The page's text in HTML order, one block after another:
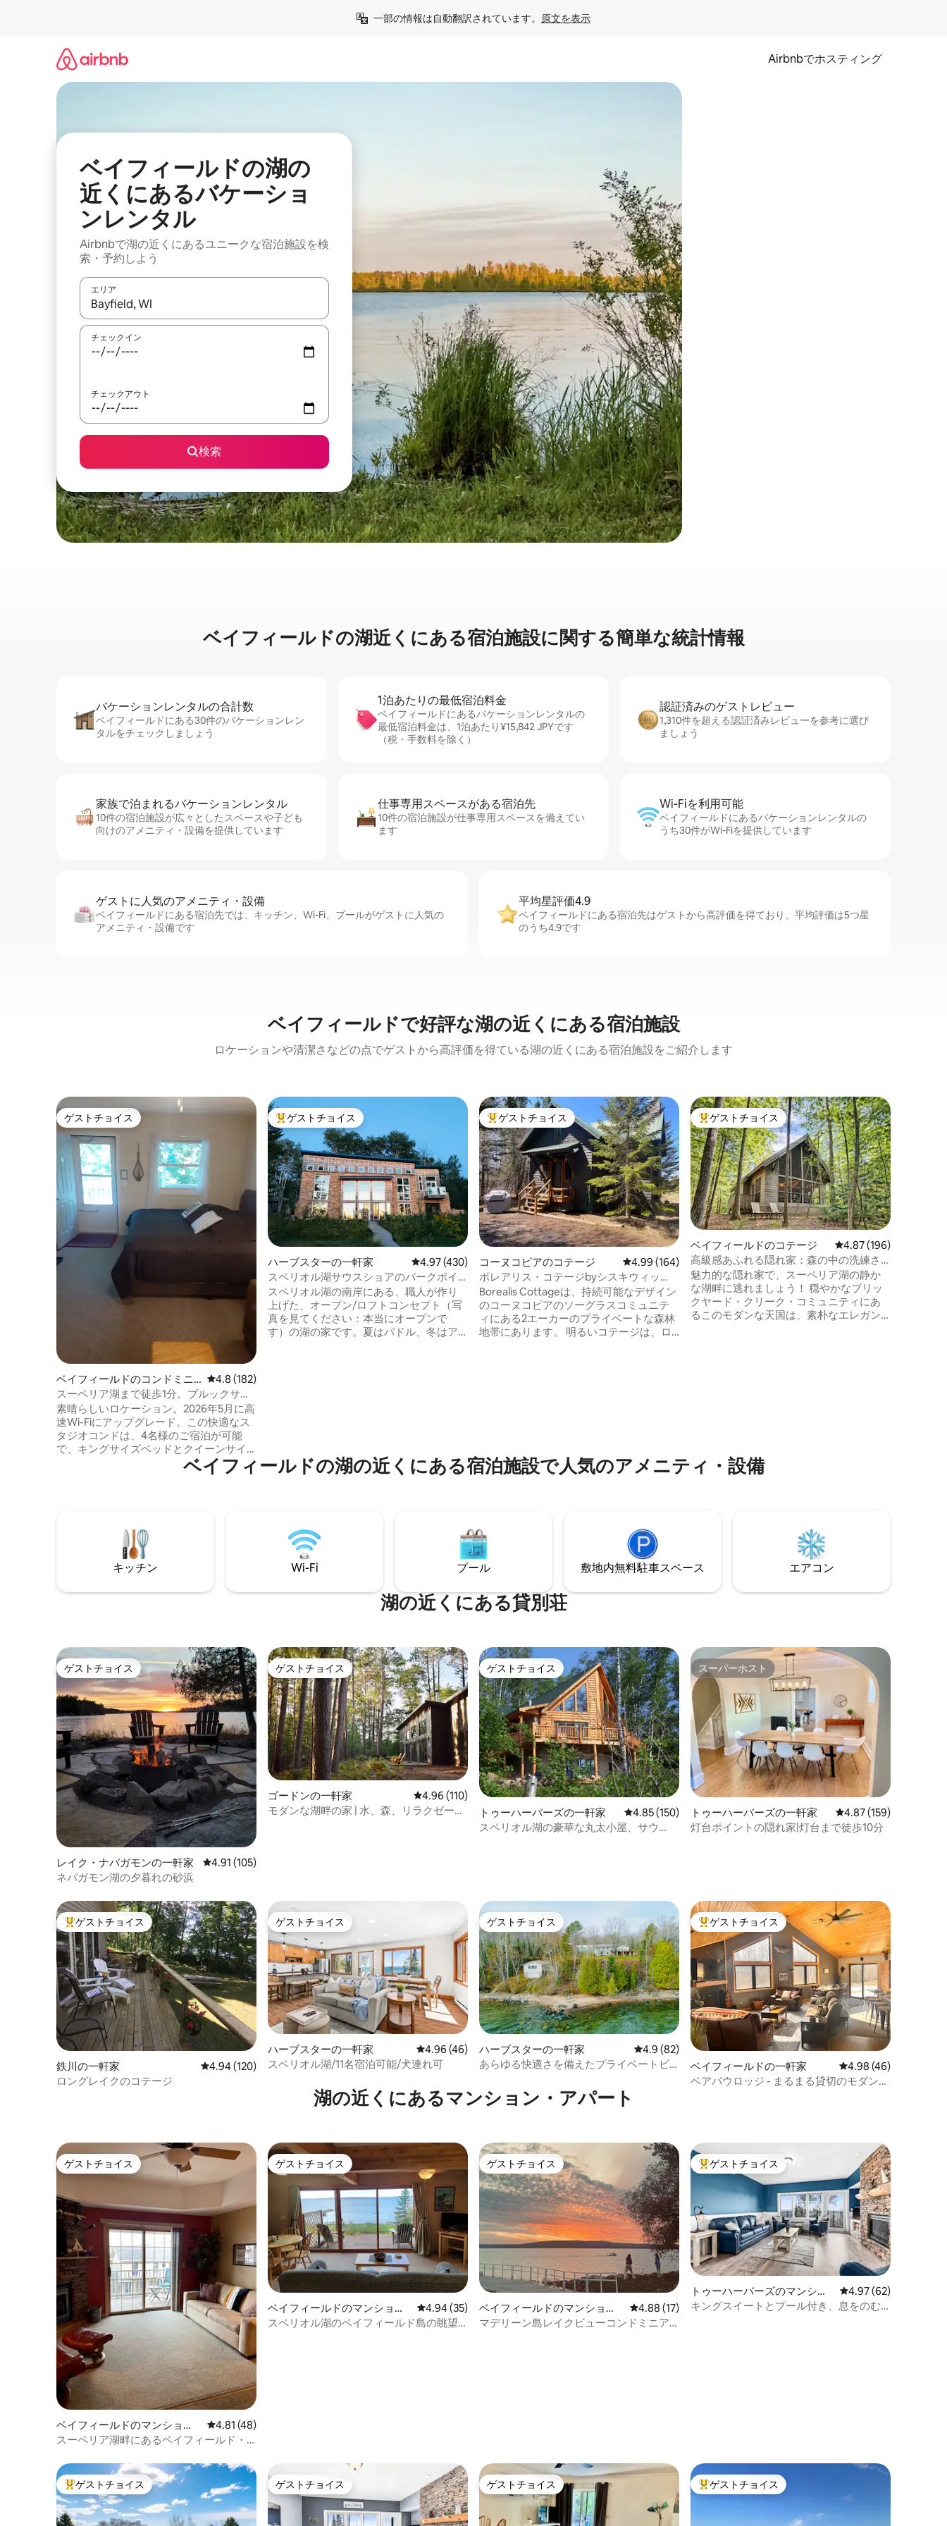
一部の情報は自動翻訳されています。 原文を表示
Airbnbでホスティング
ベイフィールドの湖の
近くにあるバケーショ
ンレンタル
Airbnbで湖の近くにあるユニークな宿泊施設を検
索・予約しよう
エリア
検索結果が表示されたら、上下の矢印キーを使って移動するか、画面をタッチまたはスワイプして検索結果を確認することができます。
チェックイン
チェックアウト
検索
ベイフィールドの湖⁠近⁠く⁠にあ⁠る宿⁠泊⁠施⁠設⁠に関⁠す⁠る簡⁠単⁠な統⁠計⁠情⁠報
バケーションレ⁠ン⁠タ⁠ル⁠の合⁠計⁠数
ベイフィールドにある30件のバケーションレン
タルをチェックしましょう
1泊あたりの最⁠低⁠宿⁠泊⁠料⁠金
ベイフィールドにあるバケーションレンタルの
最低宿泊料金は、1泊あたり¥15,842 JPYです
（税・手数料を除く）
認証済みのゲ⁠ス⁠ト⁠レ⁠ビ⁠ュ⁠ー
1,310件を超える認証済みレビューを参考に選び
ましょう
家族で泊まれるバ⁠ケ⁠ー⁠シ⁠ョ⁠ンレ⁠ン⁠タ⁠ル
10件の宿泊施設が広々としたスペースや子ども
向けのアメニティ・設備を提供しています
仕事専用ス⁠ペ⁠ー⁠スがあ⁠る宿⁠泊⁠先
10件の宿泊施設が仕事専用スペースを備えてい
ます
Wi-Fiを利⁠用⁠可⁠能
ベイフィールドにあるバケーションレンタルの
うち30件がWi-Fiを提供しています
ゲストに人⁠気⁠のア⁠メ⁠ニ⁠テ⁠ィ・設⁠備
ベイフィールドにある宿泊先では、キッチン、Wi-Fi、プールがゲストに人気の
アメニティ・設備です
平均星評価4.9
ベイフィールドにある宿泊先はゲストから高評価を得ており、平均評価は5つ星
のうち4.9です
ベイフィールドで好評な湖の近くにある宿泊施設
ロケーションや清潔さなどの点でゲストから高評価を得ている湖の近くにある宿泊施設をご紹介します
ゲストチョイス
ゲストチョイス
ベイフィールドのコンドミニ
アム
レビュー182件、5つ星中4.8つ星の平均評価
4.8 (182)
スーペリア湖まで徒歩1分。ブルックサイ
ド10号線
素晴らしいロケーション。2026年5月に高
速Wi-Fiにアップグレード。この快適なス
タジオコンドは、4名様のご宿泊が可能
で、キングサイズベッドとクイーンサイ
ズのソファベッド、ミニキッチン、バル
コニー、AC、ケーブルテレビ、バーベキ
オープン。ベイフィールドから2.3マイ
ル。湖沿いのブラウンストーン・トレイ
ルをハイキングまたはサイクリング。フ
ェリーに乗ってマデリーンに行ったり、
アポストルズをクルーズしたりしましょ
う。セーリング、釣り、カヤック、ゴル
大好評のゲストチョイスです。
ゲストチョイス
ハーブスターの一軒家 レビュー430件、5つ星中4.97つ星の平均評価
4.97 (430)
スペリオル湖サウスショアのバークポイ
ントにある素晴らしい宿泊先
スペリオル湖の南岸にある、職人が作り
上げた、オープン/ロフトコンセプト（写
真を見てください：本当にオープンで
す）の湖の家です。夏はパドル、冬はア
は持参してください） 私たちと同じよう
に気に入っていただけることを願ってい
大好評のゲストチョイスです。
ゲストチョイス
コーヌコピアのコテージ レビュー164件、5つ星中4.99つ星の平均評価
4.99 (164)
ボレアリス・コテージbyシスキウィッ
ト・ベイ
Borealis Cottageは、持続可能なデザイン
のコーヌコピアのソーグラスコミュニテ
ィにある2エーカーのプライベートな森林
地帯にあります。 明るいコテージは、ロ
から20マイルの場所にあります。
大好評のゲストチョイスです。
ゲストチョイス
ベイフィールドのコテージ レビュー196件、5つ
4.87 (196)
高級感あふれる隠れ家：森の中の洗練さ
れた田舎風
魅力的な隠れ家で、スーペリア湖の静か
な湖畔に逃れましょう！ 穏やかなブリッ
クヤード・クリーク・コミュニティにあ
るこのモダンな天国は、素朴なエレガン
ベイフィールドの湖の近くにある宿泊施設で人気のアメニティ・設備
キッチン Wi-Fi プール 敷地内無料駐⁠車ス⁠ペ⁠ー⁠ス エアコン
湖の近くにある貸別荘
ゲストチョイス
ゲストチョイス
レイク・ナバガモンの一軒家 レビュー105件、5つ星中4.91つ星の平均評価
4.91 (105)
ネバガモン湖の夕暮れの砂浜
ゲストチョイス
ゲストチョイス
ゴードンの一軒家 レビュー110件、5つ星中4.96つ星の平均評価
4.96 (110)
モダンな湖畔の家 | 水、森、リラクゼーシ
ゲストチョイス
ゲストチョイス
トゥーハーバーズの一軒家 レビュー150件、5つ星中4.85つ星の平均評価
4.85 (150)
スペリオル湖の豪華な丸太小屋、サウ
スーパーホスト
スーパーホスト
トゥーハーバーズの一軒家 レビュー159件、5つ
4.87 (159)
灯台ポイントの隠れ家|灯台まで徒歩10分
大好評のゲストチョイスです。
ゲストチョイス
鉄川の一軒家 レビュー120件、5つ星中4.94つ星の平均評価
4.94 (120)
ロングレイクのコテージ
ゲストチョイス
ゲストチョイス
ハーブスターの一軒家 レビュー46件、5つ星中4.96つ星の平均評価
4.96 (46)
スペリオル湖/11名宿泊可能/犬連れ可
ゲストチョイス
ゲストチョイス
ハーブスターの一軒家 レビュー82件、5つ星中4.9つ星の平均評価
4.9 (82)
あらゆる快適さを備えたプライベートビ
大好評のゲストチョイスです。
ゲストチョイス
ベイフィールドの一軒家 レビュー46件、5つ星
4.98 (46)
ベアパウロッジ - まるまる貸切のモダンな
湖の近くにあるマンション・アパート
ゲストチョイス
ゲストチョイス
ベイフィールドのマンショ
ン・アパート
レビュー48件、5つ星中4.81つ星の平均評価
4.81 (48)
スーペリア湖畔にあるベイフィールド・
ゲストチョイス
ゲストチョイス
ベイフィールドのマンショ
ン・アパート
レビュー35件、5つ星中4.94つ星の平均評価
4.94 (35)
スペリオル湖のベイフィールド島の眺望
ゲストチョイス
ゲストチョイス
ベイフィールドのマンショ
ン・アパート
レビュー17件、5つ星中4.88つ星の平均評価
4.88 (17)
マデリーン島レイクビューコンドミニア
大好評のゲストチョイスです。
ゲストチョイス
トゥーハーバーズのマンショ
ン・アパート
レビュー62件、5つ星
4.97 (62)
キングスイートとプール付き、息をのむ
大好評のゲストチョイスです。
ゲストチョイス ゲストチョイス
ゲストチョイス ゲストチョイス
ゲストチョイス 大好評のゲストチョイスです。
ゲストチョイス